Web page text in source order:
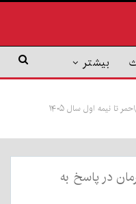
بیشتر
مشکل فاضلاب همتی‌فر، برج اول و هلال‌احمر تا نیمه اول سال ۱۴۰۵
در پاسخ به